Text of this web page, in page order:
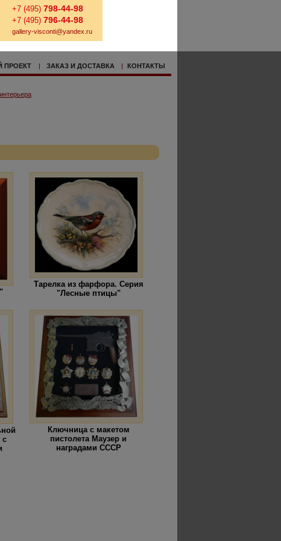
+7 (495) 798-44-98
+7 (495) 796-44-98
gallery-visconti@yandex.ru
ПРОЕКТ | ЗАКАЗ И ДОСТАВКА | КОНТАКТЫ
Тарелка из фарфора. Серия
"Лесные птицы"
с
Ключница с макетом
пистолета Маузер и
наградами СССР